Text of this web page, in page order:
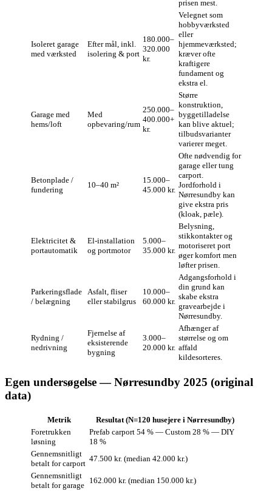
prisen mest.
Isoleret garage
med værksted
Efter mål, inkl.
isolering & port
180.000–
320.000
kr.
Velegnet som
hobbyværksted
eller
hjemmeværksted;
kræver ofte
kraftigere
fundament og
ekstra el.
Garage med
hems/loft
Med
opbevaring/rum
250.000–
400.000+
kr.
Større
konstruktion,
byggetilladelse
kan blive aktuel;
tilbudsvarianter
varierer meget.
Betonplade /
fundering
10–40 m²
15.000–
45.000 kr.
Ofte nødvendig for
garage eller tung
carport.
Jordforhold i
Nørresundby kan
give ekstra pris
(kloak, pæle).
Elektricitet &
portautomatik
El-installation
og portmotor
5.000–
35.000 kr.
Belysning,
stikkontakter og
motoriseret port
øger komfort men
løfter prisen.
Parkeringsflade
/ belægning
Asfalt, fliser
eller stabilgrus
10.000–
60.000 kr.
Adgangsforhold i
din grund kan
skabe ekstra
gravearbejde i
Nørresundby.
Rydning /
nedrivning
Fjernelse af
eksisterende
bygning
3.000–
20.000 kr.
Afhænger af
størrelse og om
affald
kildesorteres.
Egen undersøgelse — Nørresundby 2025 (original
data)
Metrik
Resultat (N=120 husejere i Nørresundby)
Foretrukken
løsning
Prefab carport 54 % — Custom 28 % — DIY
18 %
Gennemsnitligt
betalt for carport
47.500 kr. (median 42.000 kr.)
Gennemsnitligt
betalt for garage
162.000 kr. (median 150.000 kr.)